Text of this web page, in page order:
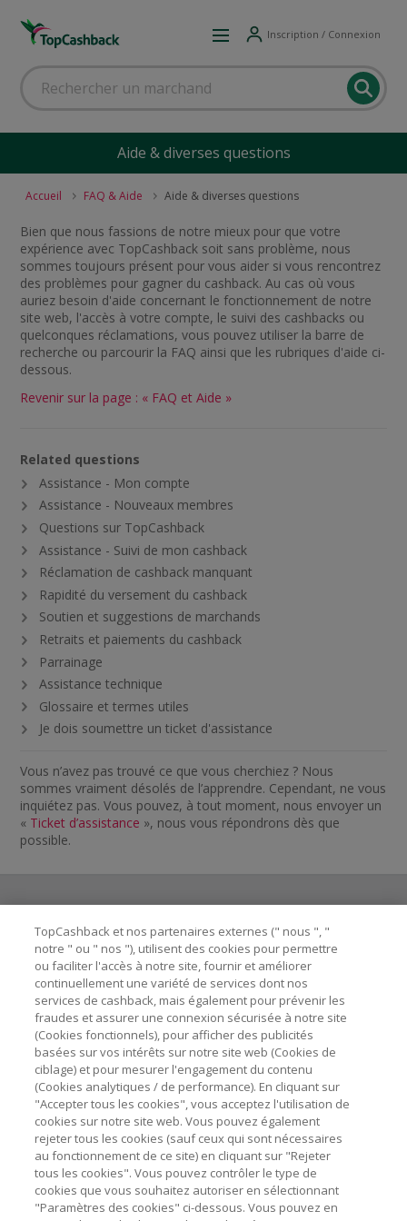
Inscription / Connexion
Aide & diverses questions
Accueil FAQ & Aide Aide & diverses questions
Bien que nous fassions de notre mieux pour que votre
expérience avec TopCashback soit sans problème, nous
sommes toujours présent pour vous aider si vous rencontrez
des problèmes pour gagner du cashback. Au cas où vous
auriez besoin d'aide concernant le fonctionnement de notre
site web, l'accès à votre compte, le suivi des cashbacks ou
quelconques réclamations, vous pouvez utiliser la barre de
recherche ou parcourir la FAQ ainsi que les rubriques d'aide ci-
dessous.
Revenir sur la page : « FAQ et Aide »
Related questions
Assistance - Mon compte
Assistance - Nouveaux membres
Questions sur TopCashback
Assistance - Suivi de mon cashback
Réclamation de cashback manquant
Rapidité du versement du cashback
Soutien et suggestions de marchands
Retraits et paiements du cashback
Parrainage
Assistance technique
Glossaire et termes utiles
Je dois soumettre un ticket d'assistance
Vous n’avez pas trouvé ce que vous cherchiez ? Nous
sommes vraiment désolés de l’apprendre. Cependant, ne vous
inquiétez pas. Vous pouvez, à tout moment, nous envoyer un
« Ticket d’assistance », nous vous répondrons dès que
possible.
Besoin d'aide ?
Astuces pour économiser
A propos de
Contactez-nous
Mentions légales
TopCashback et nos partenaires externes (" nous ", "
notre " ou " nos "), utilisent des cookies pour permettre
ou faciliter l'accès à notre site, fournir et améliorer
continuellement une variété de services dont nos
services de cashback, mais également pour prévenir les
fraudes et assurer une connexion sécurisée à notre site
(Cookies fonctionnels), pour afficher des publicités
basées sur vos intérêts sur notre site web (Cookies de
ciblage) et pour mesurer l'engagement du contenu
(Cookies analytiques / de performance). En cliquant sur
"Accepter tous les cookies", vous acceptez l'utilisation de
cookies sur notre site web. Vous pouvez également
rejeter tous les cookies (sauf ceux qui sont nécessaires
au fonctionnement de ce site) en cliquant sur "Rejeter
tous les cookies". Vous pouvez contrôler le type de
cookies que vous souhaitez autoriser en sélectionnant
"Paramètres des cookies" ci-dessous. Vous pouvez en